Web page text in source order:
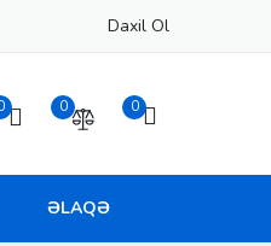
Daxil Ol
0 0
ƏLAQƏ